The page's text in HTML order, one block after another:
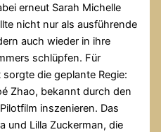
erneut Sarah Michelle
nicht nur als ausführende
auch wieder in ihre
schlüpfen. Für
die geplante Regie:
Zhao, bekannt durch den
inszenieren. Das
und Lilla Zuckerman, die